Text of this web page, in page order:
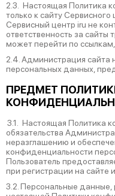
2.3. Настоящая Политика
только к сайту
Сервисный центр iru не
ответственность за сайты
может перейти по
2.4. Администрация сайта
персональных данных,
ПРЕДМЕТ
3.1. Настоящая Политика
обязательства
неразглашению и
конфиденциальности
Пользователь
при регистрации на сайте
3.2. Персональные